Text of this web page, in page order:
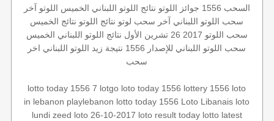
السحب 1556
جوائز اللوتو نتائج اللوتو اللبناني الخميس اللوتو آخر
سحب اللوتو اللبناني آخر سحب لوتو نتائج اللوتو نتائج الخميس
سحب اللوتو 2017 26 تشرين الأول
نتائج اللوتو اللبناني الخميس
سحب اللوتو اللبناني للإصدار 1556
نتيجة زيد اللوتو اللبناني اخر
سحب
lotto today 1556 7 lotgo loto today 1556 lottery 1556 loto
in lebanon playlebanon lotto today 1556 Loto Libanais loto
lundi zeed loto 26-10-2017 loto result today lotto latest